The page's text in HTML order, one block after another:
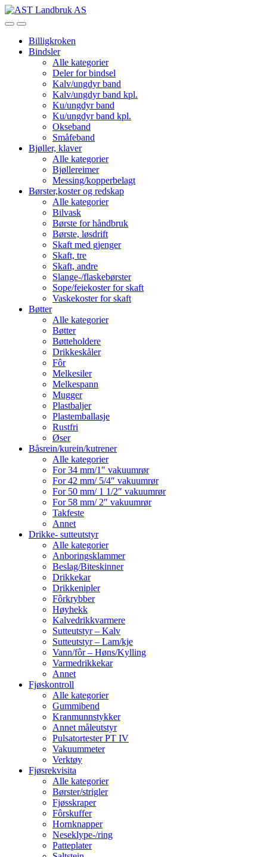
Skip
to
Skip
to
OpenClose
Billigkroken
Bindsler
Alle kategorier
Deler for bindsel
Kalv/ungdyr band
Kalv/ungdyr band kpl.
Ku/ungdyr band
Ku/ungdyr band kpl.
Okseband
Småfeband
Bjøller, klaver
Alle kategorier
Bjøllereimer
Messing/kopperbelagt
Børster,koster og redskap
Alle kategorier
Bilvask
Børste for håndbruk
Børste, løsdrift
Skaft med gjenger
Skaft, tre
Skaft, andre
Slange-/flaskebørster
Sope/feiekoster for skaft
Vaskekoster for skaft
Bøtter
Alle kategorier
Bøtter
Bøtteholdere
Drikkeskåler
Fôr
Melkesiler
Melkespann
Mugger
Plastbaljer
Plastemballasje
Rustfri
Øser
Båsrein/kurein/kutrener
Alle kategorier
For 34 mm/1″ vakuumrør
For 42 mm/ 5/4″ vakuumrør
For 50 mm/ 1 1/2″ vakuumrør
For 58 mm/ 2″ vakuumrør
Takfeste
Annet
Drikke- sutteutstyr
Alle kategorier
Anboringsklammer
Beslag/Biteskinner
Drikkekar
Drikkenipler
Fôrkrybber
Høyhekk
Kalvedrikkvarmere
Sutteutstyr – Kalv
Sutteutstyr – Lam/kje
Vann/fôr – Høns/Kylling
Varmedrikkekar
Annet
Fjøskontroll
Alle kategorier
Gummibend
Kranmunnstykker
Annet måleutstyr
Pulsatortester PT IV
Vakuummeter
Verktøy
Fjøsrekvisita
Alle kategorier
Børster/strigler
Fjøsskraper
Fôrskuffer
Hornknapper
Neseklype-/ring
Patteplater